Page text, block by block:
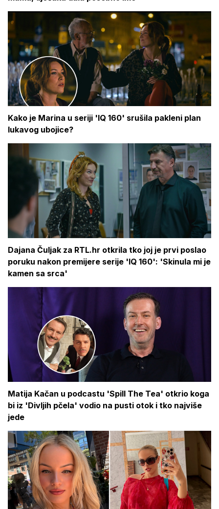
Kako je Marina u seriji 'IQ 160' srušila pakleni plan
lukavog ubojice?
Dajana Čuljak za RTL.hr otkrila tko joj je prvi poslao
poruku nakon premijere serije 'IQ 160': 'Skinula mi je
kamen sa srca'
Matija Kačan u podcastu 'Spill The Tea' otkrio koga
bi iz 'Divljih pčela' vodio na pusti otok i tko najviše
jede